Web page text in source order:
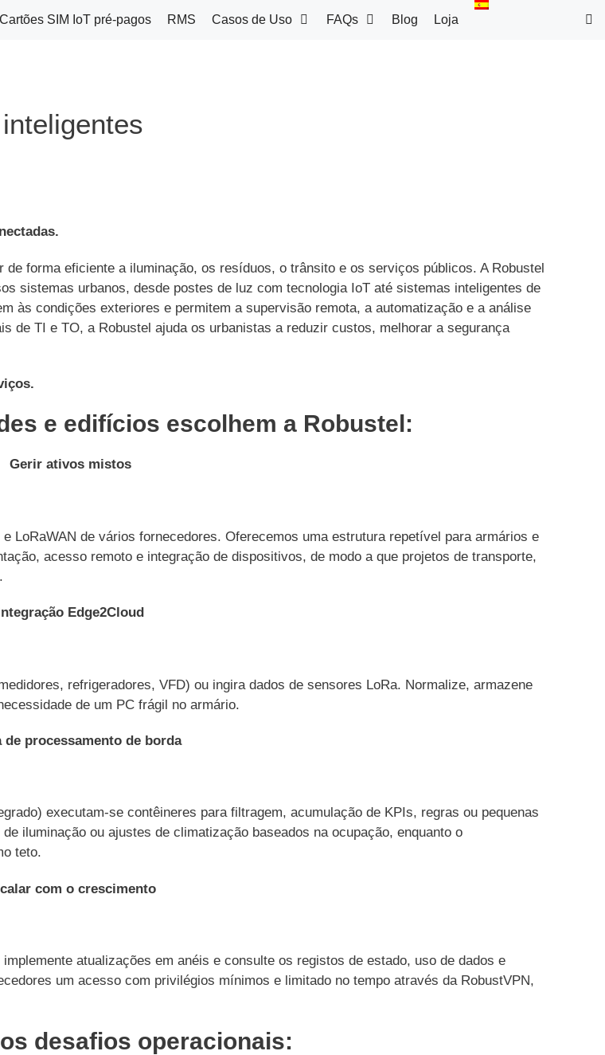
Cartões SIM IoT pré-pagos RMS Casos de Uso FAQs Blog Loja
forma eficiente a iluminação, os resíduos, o trânsito e os serviços públicos. A Robustel
sistemas urbanos, desde postes de luz com tecnologia IoT até sistemas inteligentes de
às condições exteriores e permitem a supervisão remota, a automatização e a análise
de TI e TO, a Robustel ajuda os urbanistas a reduzir custos, melhorar a segurança
e edifícios escolhem a Robustel:
Gerir ativos mistos
LoRaWAN de vários fornecedores. Oferecemos uma estrutura repetível para armários e
acesso remoto e integração de dispositivos, de modo a que projetos de transporte,
Integração Edge2Cloud
refrigeradores, VFD) ou ingira dados de sensores LoRa. Normalize, armazene
de um PC frágil no armário.
de processamento de borda
executam-se contêineres para filtragem, acumulação de KPIs, regras ou pequenas
iluminação ou ajustes de climatização baseados na ocupação, enquanto o
teto.
com o crescimento
atualizações em anéis e consulte os registos de estado, uso de dados e
um acesso com privilégios mínimos e limitado no tempo através da RobustVPN,
desafios operacionais: